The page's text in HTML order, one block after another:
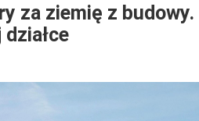
za ziemię z budowy.
działce